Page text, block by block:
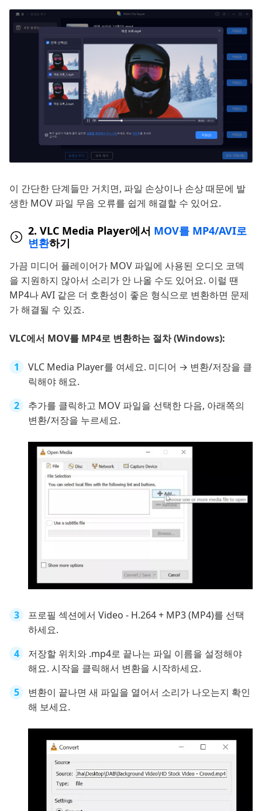
이 간단한 단계들만 거치면, 파일 손상이나 손상 때문에 발
생한 MOV 파일 무음 오류를 쉽게 해결할 수 있어요.
2. VLC Media Player에서 MOV를 MP4/AVI로
변환하기
가끔 미디어 플레이어가 MOV 파일에 사용된 오디오 코덱
을 지원하지 않아서 소리가 안 나올 수도 있어요. 이럴 땐
MP4나 AVI 같은 더 호환성이 좋은 형식으로 변환하면 문제
가 해결될 수 있죠.
VLC에서 MOV를 MP4로 변환하는 절차 (Windows):
VLC Media Player를 여세요. 미디어 → 변환/저장을 클
릭해야 해요.
추가를 클릭하고 MOV 파일을 선택한 다음, 아래쪽의
변환/저장을 누르세요.
프로필 섹션에서 Video - H.264 + MP3 (MP4)를 선택
하세요.
저장할 위치와 .mp4로 끝나는 파일 이름을 설정해야
해요. 시작을 클릭해서 변환을 시작하세요.
변환이 끝나면 새 파일을 열어서 소리가 나오는지 확인
해 보세요.